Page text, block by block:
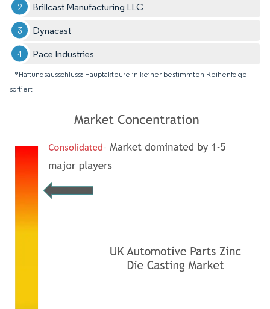
Brillcast Manufacturing LLC
Dynacast
Pace Industries
*Haftungsausschluss: Hauptakteure in keiner bestimmten Reihenfolge
sortiert